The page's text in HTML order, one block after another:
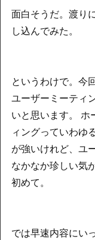
面白そうだ。渡り
し込んでみた。
というわけで。今
ユーザーミーティ
いと思います。 ホ
ィングっていわゆ
が強いけれど、ユ
なかなか珍しい気
初めて。
では早速内容にい